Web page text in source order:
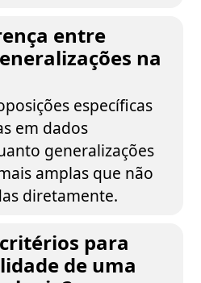
entre
na
específicas
em dados
generalizações
amplas que não
diretamente.
para
de uma